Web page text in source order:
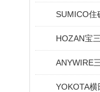
SUMICO住
HOZAN宝三
ANYWIRE
YOKOTA横